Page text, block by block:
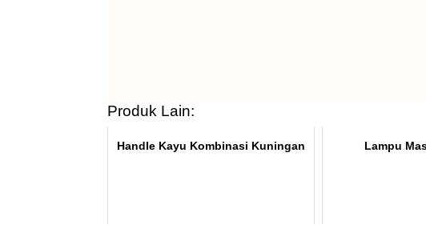
Produk Lain:
Handle Kayu Kombinasi Kuningan Lampu